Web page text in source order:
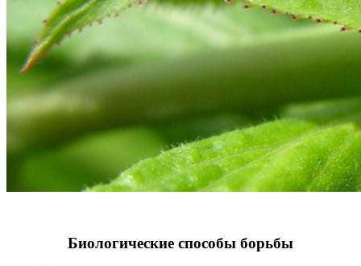
Биологические способы борьбы